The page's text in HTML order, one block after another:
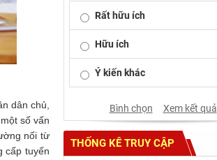
dân chủ,
số vấn
nối từ
cấp tuyến
Rất hữu ích
Hữu ích
Ý kiến khác
Bình chọn Xem kết quả
THỐNG KÊ TRUY CẬP